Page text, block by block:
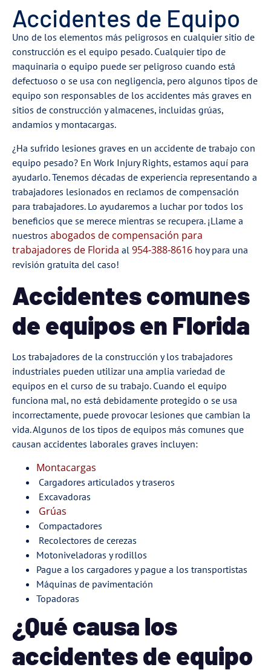
Accidentes de Equipo
Uno de los elementos más peligrosos en cualquier sitio de
construcción es el equipo pesado. Cualquier tipo de
maquinaria o equipo puede ser peligroso cuando está
defectuoso o se usa con negligencia, pero algunos tipos de
equipo son responsables de los accidentes más graves en
sitios de construcción y almacenes, incluidas grúas,
andamios y montacargas.
¿Ha sufrido lesiones graves en un accidente de trabajo con
equipo pesado? En Work Injury Rights, estamos aquí para
ayudarlo. Tenemos décadas de experiencia representando a
trabajadores lesionados en reclamos de compensación
para trabajadores. Lo ayudaremos a luchar por todos los
beneficios que se merece mientras se recupera. ¡Llame a
nuestros abogados de compensación para
trabajadores de Florida al 954-388-8616 hoy para una
revisión gratuita del caso!
Accidentes comunes
de equipos en Florida
Los trabajadores de la construcción y los trabajadores
industriales pueden utilizar una amplia variedad de
equipos en el curso de su trabajo. Cuando el equipo
funciona mal, no está debidamente protegido o se usa
incorrectamente, puede provocar lesiones que cambian la
vida. Algunos de los tipos de equipos más comunes que
causan accidentes laborales graves incluyen:
Montacargas
Cargadores articulados y traseros
Excavadoras
Grúas
Compactadores
Recolectores de cerezas
Motoniveladoras y rodillos
Pague a los cargadores y pague a los transportistas
Máquinas de pavimentación
Topadoras
¿Qué causa los
accidentes de equipo